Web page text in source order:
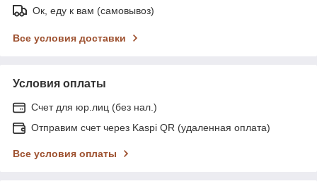
Ок, еду к вам (самовывоз)
Все условия доставки
Условия оплаты
Счет для юр.лиц (без нал.)
Отправим счет через Kaspi QR (удаленная оплата)
Все условия оплаты